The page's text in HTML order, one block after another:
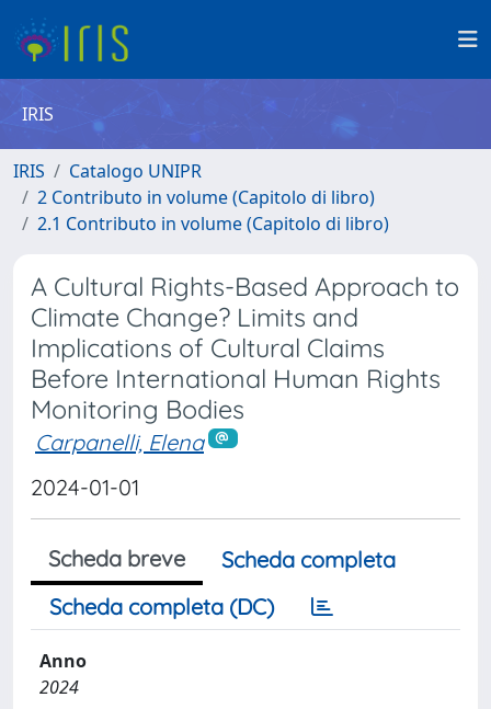
IRIS
IRIS
Catalogo UNIPR
2 Contributo in volume (Capitolo di libro)
2.1 Contributo in volume (Capitolo di libro)
A Cultural Rights-Based Approach to
Climate Change? Limits and
Implications of Cultural Claims
Before International Human Rights
Monitoring Bodies
Carpanelli, Elena
2024-01-01
Scheda breve
Scheda completa
Scheda completa (DC)
Anno
2024